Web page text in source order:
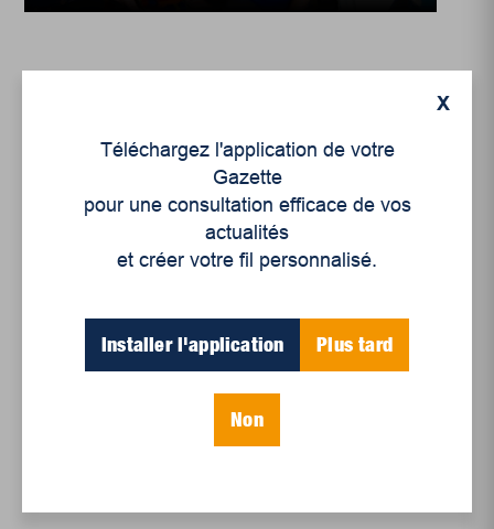
Enjeux sociaux, Politique
Notre pouvoir de
X
Téléchargez l'application de votre
Gazette
pour une consultation efficace de vos
actualités
et créer votre fil personnalisé.
Installer l'application Plus tard
Non